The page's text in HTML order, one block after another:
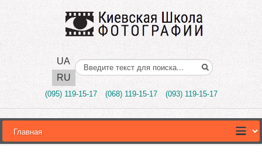
UA
RU
Поиск..
(095) 119-15-17 (068) 119-15-17 (093) 119-15-17